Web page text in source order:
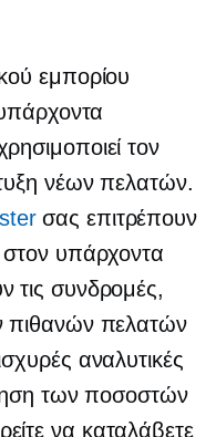
εμπορίου
τον
νέων πελατών.
σας επιτρέπουν
στον υπάρχοντα
τις συνδρομές,
πιθανών πελατών
αναλυτικές
των ποσοστών
να καταλάβετε